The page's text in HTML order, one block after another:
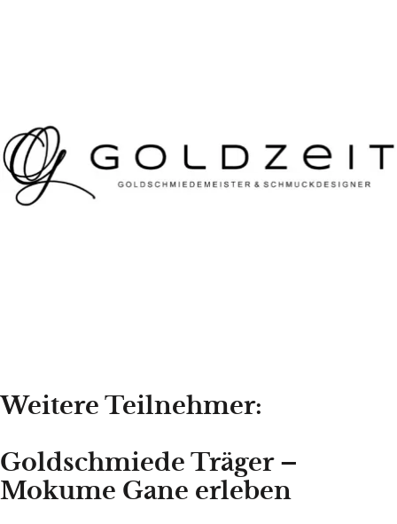
Weitere Teilnehmer:
Goldschmiede Träger –
Mokume Gane erleben